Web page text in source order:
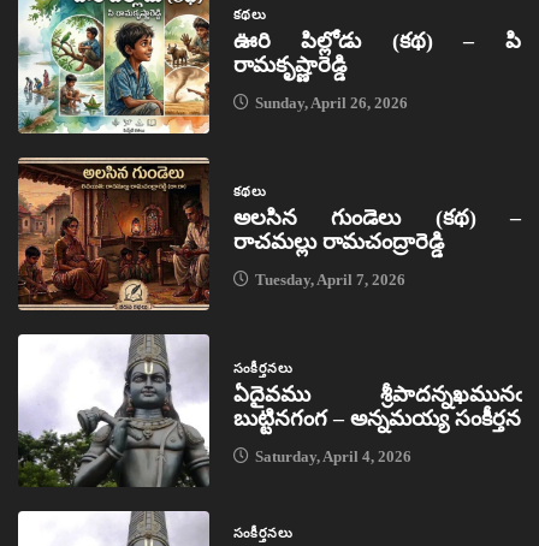
కథలు
ఊరి పిల్లోడు (కథ) – పి
రామకృష్ణారెడ్డి
Sunday, April 26, 2026
కథలు
అలసిన గుండెలు (కథ) –
రాచమల్లు రామచంద్రారెడ్డి
Tuesday, April 7, 2026
సంకీర్తనలు
ఏదైవము శ్రీపాదన్నఖమునఁ
బుట్టినగంగ – అన్నమయ్య సంకీర్తన
Saturday, April 4, 2026
సంకీర్తనలు